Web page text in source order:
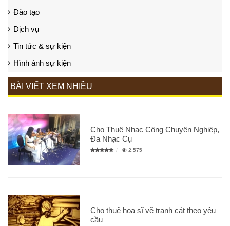
Đào tạo
Dịch vụ
Tin tức & sự kiện
Hình ảnh sự kiện
BÀI VIẾT XEM NHIỀU
Cho Thuê Nhạc Công Chuyên Nghiệp,
Đa Nhạc Cụ
2,575
Cho thuê họa sĩ vẽ tranh cát theo yêu
cầu